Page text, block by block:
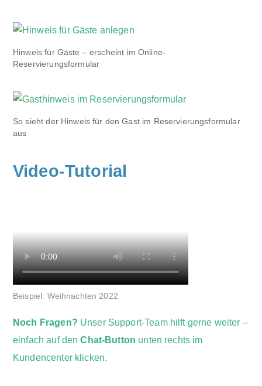
Hinweis für Gäste – erscheint im Online-
Reservierungsformular
So sieht der Hinweis für den Gast im Reservierungsformular
aus
Video-Tutorial
Beispiel: Weihnachten 2022
Noch Fragen? Unser Support-Team hilft gerne weiter –
einfach auf denChat-Button unten rechts im
Kundencenter klicken.